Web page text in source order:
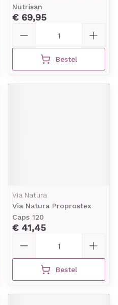
Nutrisan
€ 69,95
Bestel
Via Natura
Via Natura Proprostex
Caps 120
€ 41,45
Bestel